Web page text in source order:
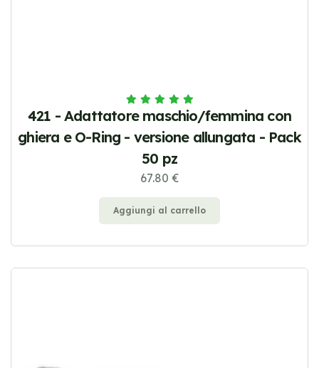
421 - Adattatore maschio/femmina con
ghiera e O-Ring - versione allungata - Pack
50 pz
67.80 €
Aggiungi al carrello